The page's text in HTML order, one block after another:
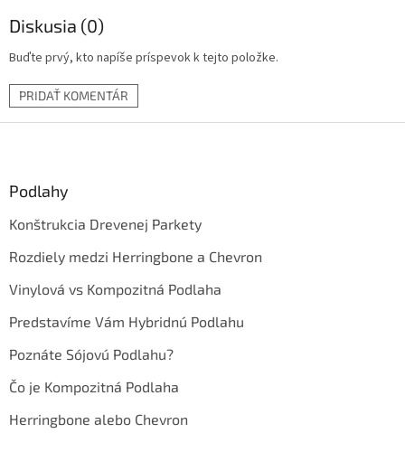
Diskusia (0)
Buďte prvý, kto napíše príspevok k tejto položke.
PRIDAŤ KOMENTÁR
Podlahy
Konštrukcia Drevenej Parkety
Rozdiely medzi Herringbone a Chevron
Vinylová vs Kompozitná Podlaha
Predstavíme Vám Hybridnú Podlahu
Poznáte Sójovú Podlahu?
Čo je Kompozitná Podlaha
Herringbone alebo Chevron